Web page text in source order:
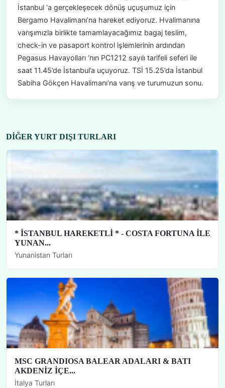
İstanbul ‘a gerçekleşecek dönüş uçuşumuz için
Bergamo Havalimanı’na hareket ediyoruz. Hvalimanına
varışımızla birlikte tamamlayacağımız bagaj teslim,
check-in ve pasaport kontrol işlemlerinin ardından
Pegasus Havayolları ‘nın PC1212 sayılı tarifeli seferi ile
saat 11.45’de İstanbul’a uçuyoruz. TSİ 15.25’da İstanbul
Sabiha Gökçen Havalimanı‘na varış ve turumuzun sonu.
DIĞER YURT DIŞI TURLARI
* İSTANBUL HAREKETLİ * - COSTA FORTUNA İLE
YUNAN...
Yunanistan Turları
MSC GRANDIOSA BALEAR ADALARI & BATI
AKDENİZ İÇE...
İtalya Turları